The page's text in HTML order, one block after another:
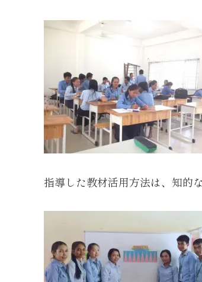
指導した教材活用方法は、知的